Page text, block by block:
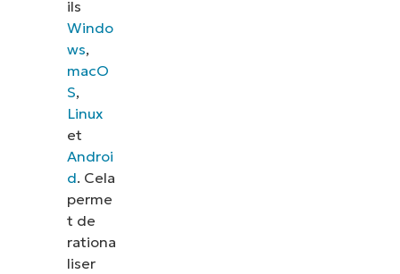
ils
Windo
ws,
macO
S,
Linux
et
Androi
d. Cela
perme
t de
rationa
liser